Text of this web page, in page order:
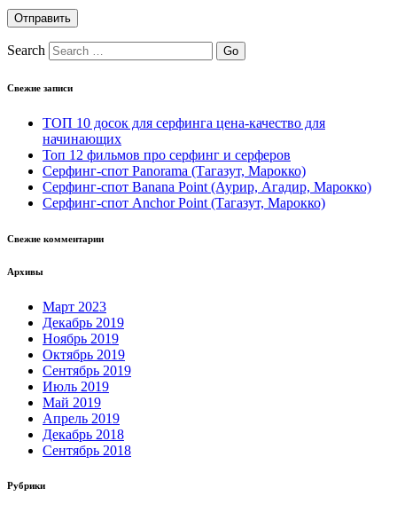
Search
Свежие записи
ТОП 10 досок для серфинга цена-качество для
начинающих
Топ 12 фильмов про серфинг и серферов
Серфинг-спот Panorama (Тагазут, Марокко)
Серфинг-спот Banana Point (Аурир, Агадир, Марокко)
Серфинг-спот Anchor Point (Тагазут, Марокко)
Свежие комментарии
Архивы
Март 2023
Декабрь 2019
Ноябрь 2019
Октябрь 2019
Сентябрь 2019
Июль 2019
Май 2019
Апрель 2019
Декабрь 2018
Сентябрь 2018
Рубрики